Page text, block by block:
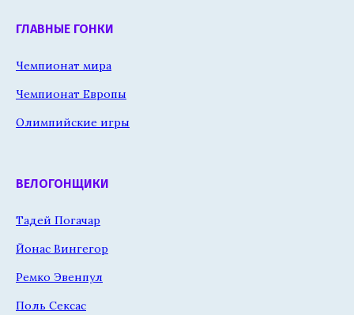
ГЛАВНЫЕ ГОНКИ
Чемпионат мира
Чемпионат Европы
Олимпийские игры
ВЕЛОГОНЩИКИ
Тадей Погачар
Йонас Вингегор
Ремко Эвенпул
Поль Сексас